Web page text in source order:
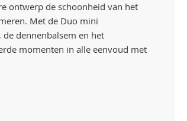
ontwerp de schoonheid van het
Met de Duo mini
dennenbalsem en het
momenten in alle eenvoud met